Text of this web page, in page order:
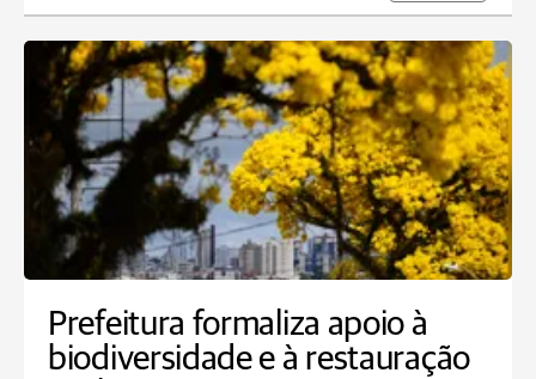
Prefeitura formaliza apoio à
biodiversidade e à restauração